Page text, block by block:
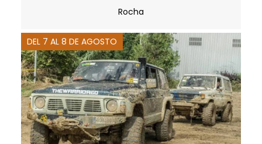
Rocha
DEL 7 AL 8 DE AGOSTO